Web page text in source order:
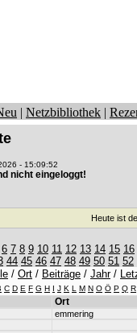
| Netzbibliothek |
- 15:09:52
nicht eingeloggt!
Heute ist
6 7 8 9 10 11 12 13 14 15 16
44 45 46 47 48 49 50 51 52
/ Ort / Beiträge / Jahr/
C D E F G H I J K L M N O Ö P Q R
Ort
emmering